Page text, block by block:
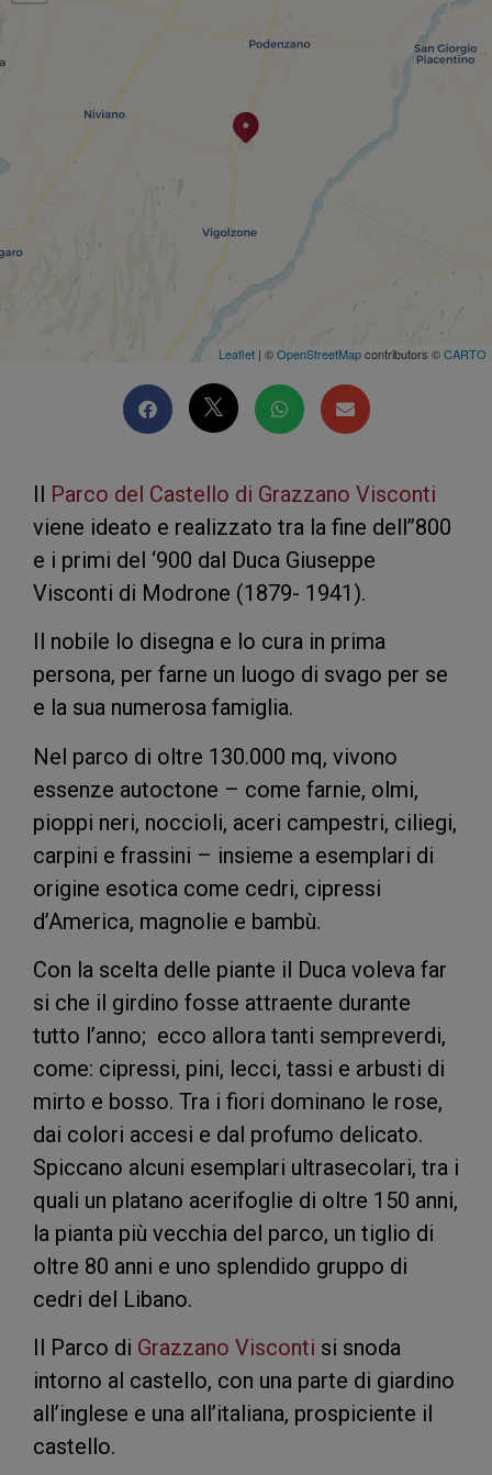
Leaflet | ©OpenStreetMapcontributors ©CARTO
Il Parco del Castello di Grazzano Visconti
viene ideato e realizzato tra la fine dell’’800
e i primi del ‘900 dal Duca Giuseppe
Visconti di Modrone (1879- 1941).
Il nobile lo disegna e lo cura in prima
persona, per farne un luogo di svago per se
e la sua numerosa famiglia.
Nel parco di oltre 130.000 mq, vivono
essenze autoctone – come farnie, olmi,
pioppi neri, noccioli, aceri campestri, ciliegi,
carpini e frassini – insieme a esemplari di
origine esotica come cedri, cipressi
d’America, magnolie e bambù.
Con la scelta delle piante il Duca voleva far
si che il girdino fosse attraente durante
tutto l’anno; ecco allora tanti sempreverdi,
come: cipressi, pini, lecci, tassi e arbusti di
mirto e bosso. Tra i fiori dominano le rose,
dai colori accesi e dal profumo delicato.
Spiccano alcuni esemplari ultrasecolari, tra i
quali un platano acerifoglie di oltre 150 anni,
la pianta più vecchia del parco, un tiglio di
oltre 80 anni e uno splendido gruppo di
cedri del Libano.
Il Parco di Grazzano Visconti si snoda
intorno al castello, con una parte di giardino
all’inglese e una all’italiana, prospiciente il
castello.